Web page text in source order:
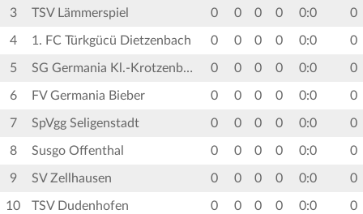
3 TSV Lämmerspiel 0 0 0 0 0:0 0
4 1. FC Türkgücü Dietzenbach 0 0 0 0 0:0 0
5 SG Germania Kl.-Krotzenburg 0 0 0 0 0:0 0
6 FV Germania Bieber 0 0 0 0 0:0 0
7 SpVgg Seligenstadt 0 0 0 0 0:0 0
8 Susgo Offenthal 0 0 0 0 0:0 0
9 SV Zellhausen 0 0 0 0 0:0 0
10 TSV Dudenhofen 0 0 0 0 0:0 0